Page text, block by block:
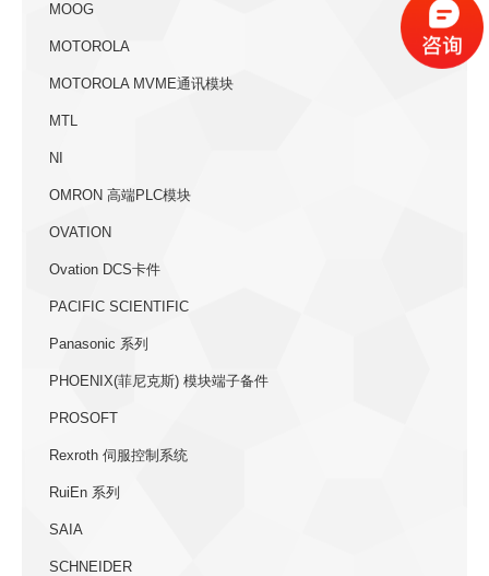
MOOG
MOTOROLA
MOTOROLA MVME通讯模块
MTL
NI
OMRON 高端PLC模块
OVATION
Ovation DCS卡件
PACIFIC SCIENTIFIC
Panasonic 系列
PHOENIX(菲尼克斯) 模块端子备件
PROSOFT
Rexroth 伺服控制系统
RuiEn 系列
SAIA
SCHNEIDER